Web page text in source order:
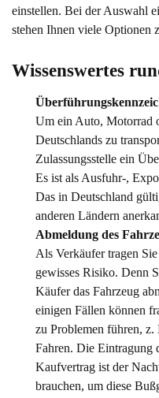
einstellen. Bei der Auswahl
stehen Ihnen viele Optionen
Wissenswertes
Um ein Auto, Motorrad
Deutschlands zu
Zulassungsstelle ein
Es ist als Ausfuhr-,
Das in Deutschland
anderen Ländern
Abmeldung des
Als Verkäufer tragen
gewisses Risiko. Denn
Käufer das Fahrzeug
einigen Fällen können
zu Problemen führen,
Fahren. Die Eintragung
Kaufvertrag ist der
brauchen, um diese